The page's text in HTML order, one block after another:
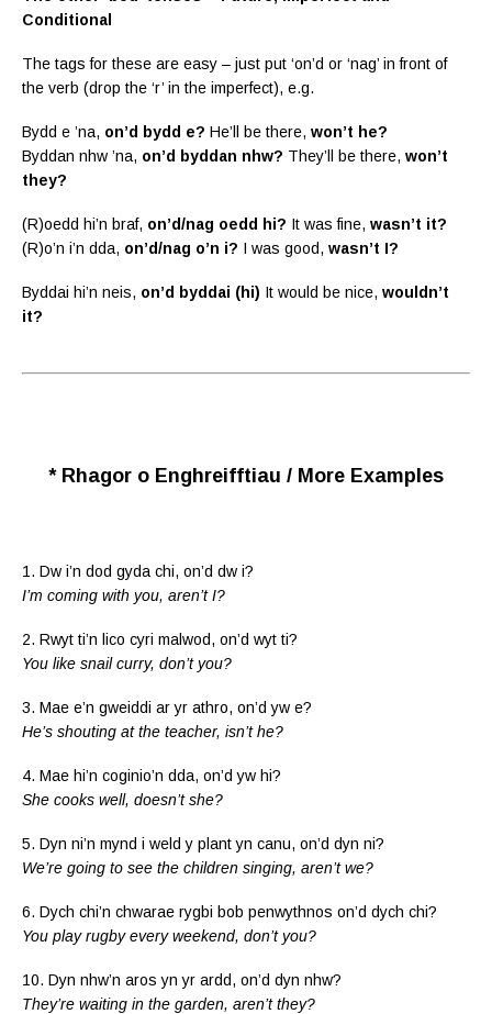
Conditional
The tags for these are easy – just put ‘on’d or ‘nag’ in front of
the verb (drop the ‘r’ in the imperfect), e.g.
Bydd e ’na, on’d bydd e? He’ll be there, won’t he?
Byddan nhw ’na, on’d byddan nhw? They’ll be there, won’t
they?
(R)oedd hi’n braf, on’d/nag oedd hi? It was fine, wasn’t it?
(R)o’n i’n dda, on’d/nag o’n i? I was good, wasn’t I?
Byddai hi’n neis, on’d byddai (hi) It would be nice, wouldn’t
it?
* Rhagor o Enghreifftiau / More Examples
1. Dw i’n dod gyda chi, on’d dw i?
I’m coming with you, aren’t I?
2. Rwyt ti’n lico cyri malwod, on’d wyt ti?
You like snail curry, don’t you?
3. Mae e’n gweiddi ar yr athro, on’d yw e?
He’s shouting at the teacher, isn’t he?
4. Mae hi’n coginio’n dda, on’d yw hi?
She cooks well, doesn’t she?
5. Dyn ni’n mynd i weld y plant yn canu, on’d dyn ni?
We’re going to see the children singing, aren’t we?
6. Dych chi’n chwarae rygbi bob penwythnos on’d dych chi?
You play rugby every weekend, don’t you?
10. Dyn nhw’n aros yn yr ardd, on’d dyn nhw?
They’re waiting in the garden, aren’t they?